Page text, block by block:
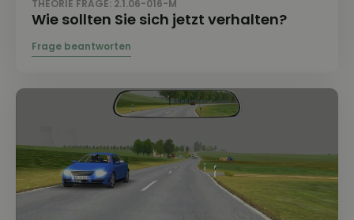
THEORIE FRAGE: 2.1.06-016-M
Wie sollten Sie sich jetzt verhalten?